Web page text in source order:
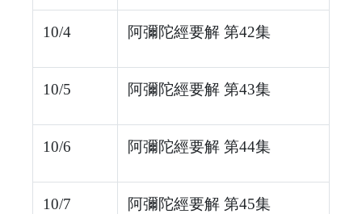
10/4 阿彌陀經要解 第42集
10/5 阿彌陀經要解 第43集
10/6 阿彌陀經要解 第44集
10/7 阿彌陀經要解 第45集